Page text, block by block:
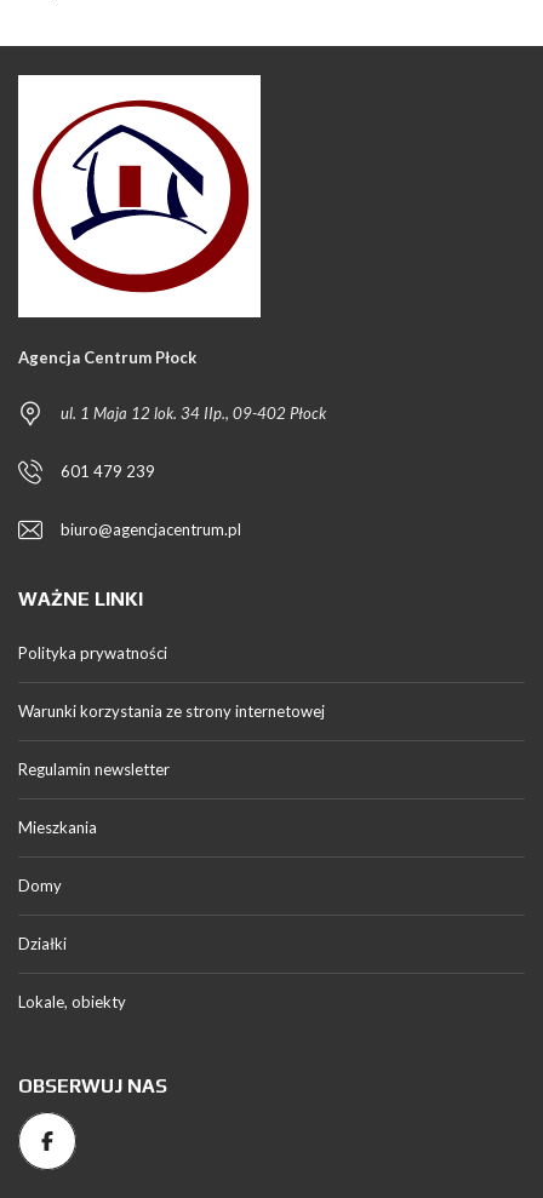
Agencja Centrum Płock
ul. 1 Maja 12 lok. 34 IIp., 09-402 Płock
601 479 239
biuro@agencjacentrum.pl
WAŻNE LINKI
Polityka prywatności
Warunki korzystania ze strony internetowej
Regulamin newsletter
Mieszkania
Domy
Działki
Lokale, obiekty
OBSERWUJ NAS